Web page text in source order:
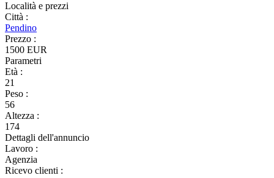
Località e prezzi
Città :
Pendino
Prezzo :
1500 EUR
Parametri
Età :
21
Peso :
56
Altezza :
174
Dettagli dell'annuncio
Lavoro :
Agenzia
Ricevo clienti :